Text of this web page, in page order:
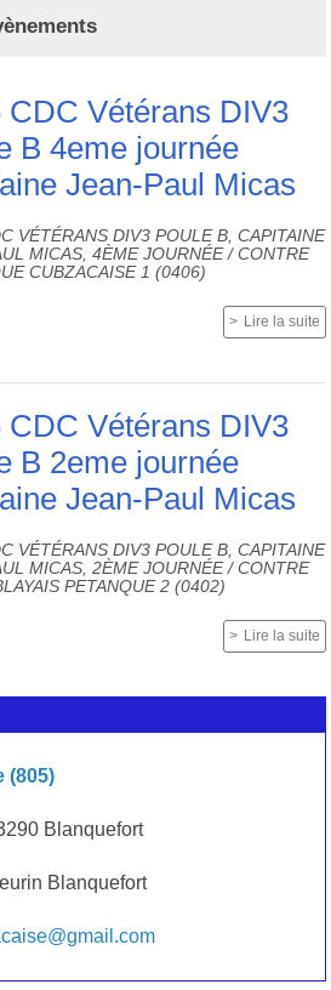
CDC Vétérans DIV3
B 4eme journée
Jean-Paul Micas
VÉTÉRANS DIV3 POULE B, CAPITAINE
MICAS, 4ÈME JOURNÉE / CONTRE
CUBZACAISE 1 (0406)
Lire la suite
CDC Vétérans DIV3
B 2eme journée
Jean-Paul Micas
VÉTÉRANS DIV3 POULE B, CAPITAINE
MICAS, 2ÈME JOURNÉE / CONTRE
PETANQUE 2 (0402)
Lire la suite
(805)
Blanquefort
Blanquefort